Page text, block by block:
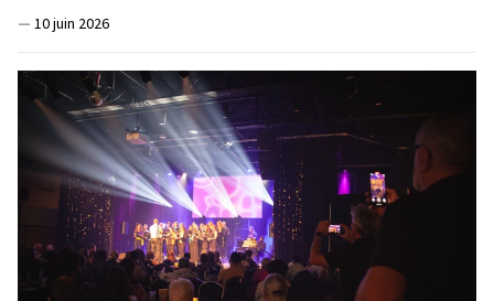
— 10 juin 2026